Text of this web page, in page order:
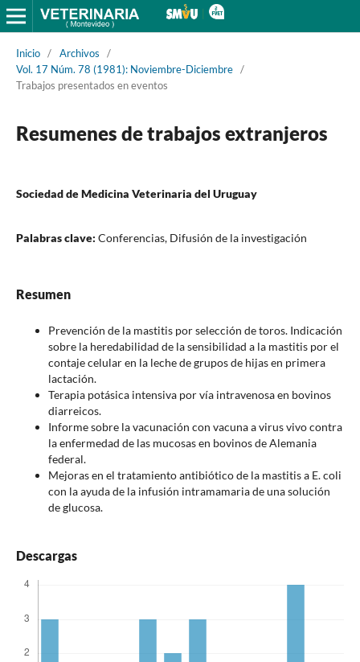
Inicio / Archivos
/
Vol. 17 Núm. 78 (1981): Noviembre-Diciembre /
Trabajos presentados en eventos
Resumenes de trabajos extranjeros
Sociedad de Medicina Veterinaria del Uruguay
Palabras clave: Conferencias, Difusión de la investigación
Resumen
Prevención de la mastitis por selección de toros. Indicación
sobre la heredabilidad de la sensibilidad a la mastitis por el
contaje celular en la leche de grupos de hijas en primera
lactación.
Terapia potásica intensiva por vía intravenosa en bovinos
diarreicos.
Informe sobre la vacunación con vacuna a virus vivo contra
la enfermedad de las mucosas en bovinos de Alemania
federal.
Mejoras en el tratamiento antibiótico de la mastitis a E. coli
con la ayuda de la infusión intramamaria de una solución
de glucosa.
Descargas